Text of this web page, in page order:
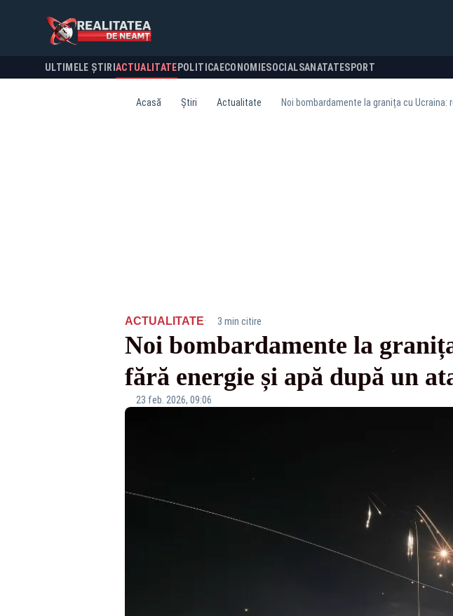
ULTIMELE ȘTIRI ACTUALITATE POLITICA ECONOMIESOCIALSANATATESPORT
Acasă Știri Actualitate Noi bombardamente la granița cu
ACTUALITATE· 3 min citire
Noi bombardamente la
fără energie și apă după un
23 feb. 2026, 09:06